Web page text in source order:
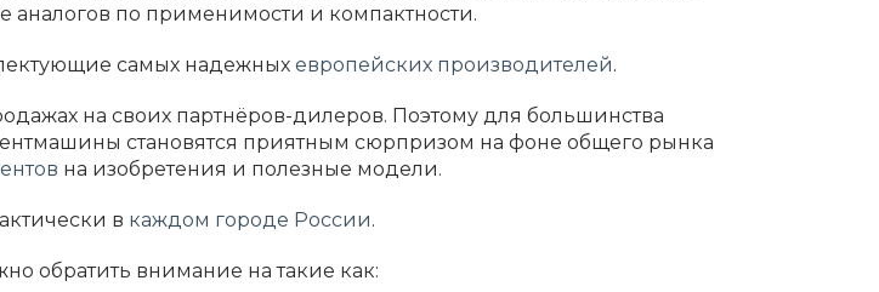
по применимости и компактности.
самых надежных европейских производителей.
на своих партнёров-дилеров. Поэтому для большинства
становятся приятным сюрпризом на фоне общего рынка
на изобретения и полезные модели.
в каждом городе России.
обратить внимание на такие как: